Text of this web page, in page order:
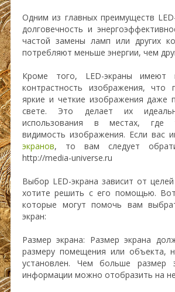
Одним из главных преимуществ
долговечность и
частой замены ламп или других
потребляют меньше энергии, чем
Кроме того, LED-экраны имеют
контрастность изображения, что
яркие и четкие изображения даже
свете. Это делает их
использования в местах, где
видимость изображения. Если вас
экранов, то вам следует
http://media-universe.ru
Выбор LED-экрана зависит от
хотите решить с его помощью.
которые могут помочь вам
экран:
Размер экрана: Размер экрана
размеру помещения или объекта,
установлен. Чем больше размер
информации можно отобразить на